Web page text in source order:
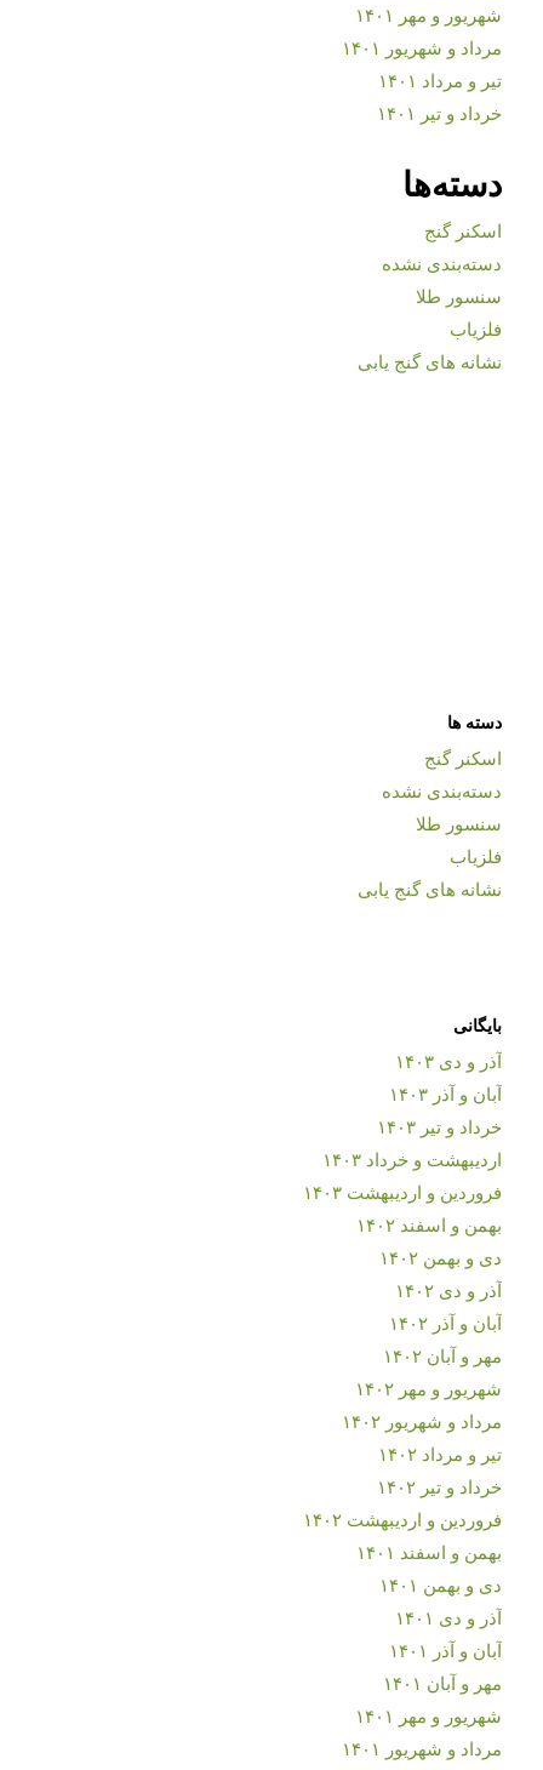
شهریور و مهر ۱۴۰۱
مرداد و شهریور ۱۴۰۱
تیر و مرداد ۱۴۰۱
خرداد و تیر ۱۴۰۱
دسته‌ها
اسکنر گنج
دسته‌بندی نشده
سنسور طلا
فلزیاب
نشانه های گنج یابی
دسته ها
اسکنر گنج
دسته‌بندی نشده
سنسور طلا
فلزیاب
نشانه های گنج یابی
بایگانی
آذر و دی ۱۴۰۳
آبان و آذر ۱۴۰۳
خرداد و تیر ۱۴۰۳
اردیبهشت و خرداد ۱۴۰۳
فروردین و اردیبهشت ۱۴۰۳
بهمن و اسفند ۱۴۰۲
دی و بهمن ۱۴۰۲
آذر و دی ۱۴۰۲
آبان و آذر ۱۴۰۲
مهر و آبان ۱۴۰۲
شهریور و مهر ۱۴۰۲
مرداد و شهریور ۱۴۰۲
تیر و مرداد ۱۴۰۲
خرداد و تیر ۱۴۰۲
فروردین و اردیبهشت ۱۴۰۲
بهمن و اسفند ۱۴۰۱
دی و بهمن ۱۴۰۱
آذر و دی ۱۴۰۱
آبان و آذر ۱۴۰۱
مهر و آبان ۱۴۰۱
شهریور و مهر ۱۴۰۱
مرداد و شهریور ۱۴۰۱